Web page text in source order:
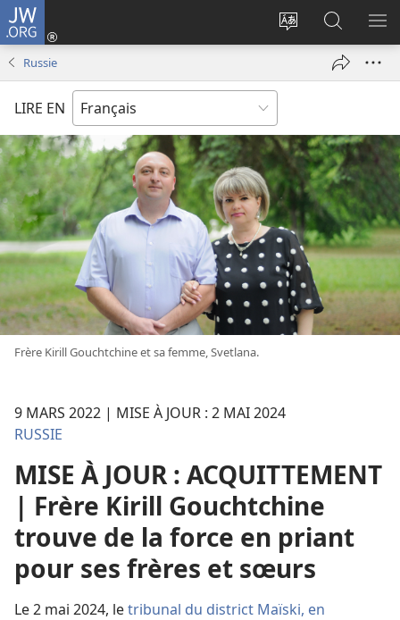
JW.ORG
Changer
langue
Se
connecter
nouvelle
sur
JW.ORG
Russie
LIRE EN
Frère Kirill Gouchtchine et sa femme, Svetlana.
9 MARS 2022 | MISE À JOUR : 2 MAI 2024
RUSSIE
MISE À JOUR : ACQUITTEMENT
| Frère Kirill Gouchtchine
trouve de la force en priant
pour ses frères et sœurs
Le 2 mai 2024, letribunal du district Maïski, en